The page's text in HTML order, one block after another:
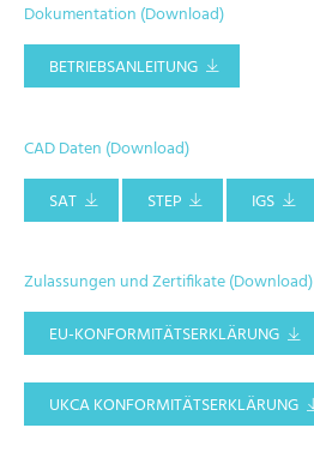
Dokumentation (Download)
BETRIEBSANLEITUNG
CAD Daten (Download)
SAT
STEP IGS
Zulassungen und Zertifikate (Download)
EU-KONFORMITÄTSERKLÄRUNG
UKCA KONFORMITÄTSERKLÄRUNG